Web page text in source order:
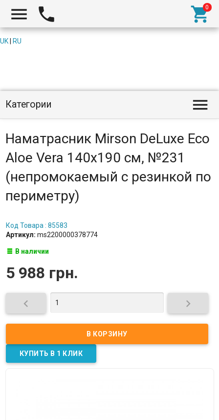
  
UK RU
Категории 
Наматрасник Mirson DeLuxe Eco
Aloe Vera 140x190 см, №231
(непромокаемый с резинкой по
периметру)
Код Товара : 85583
Артикул: ms2200000378774
В наличии
5 988 грн.
 